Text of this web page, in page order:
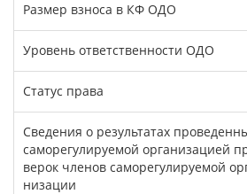
Размер взноса в КФ ОДО
Уровень ответственности ОДО
Статус права
Сведения о результатах
саморегулируемой организацией
верок членов саморегулируемой
низации